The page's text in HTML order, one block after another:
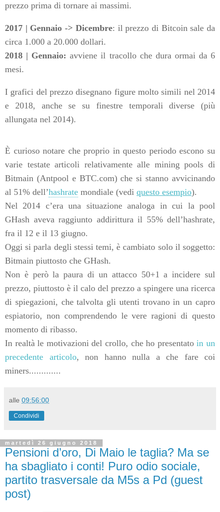
prezzo prima di tornare ai massimi.
2017 | Gennaio -> Dicembre: il prezzo di Bitcoin sale da
circa 1.000 a 20.000 dollari.
2018 | Gennaio: avviene il tracollo che dura ormai da 6
mesi.
I grafici del prezzo disegnano figure molto simili nel 2014
e 2018, anche se su finestre temporali diverse (più
allungata nel 2014).
È curioso notare che proprio in questo periodo escono su
varie testate articoli relativamente alle mining pools di
Bitmain (Antpool e BTC.com) che si stanno avvicinando
al 51% dell’hashrate mondiale (vedi questo esempio).
Nel 2014 c’era una situazione analoga in cui la pool
GHash aveva raggiunto addirittura il 55% dell’hashrate,
fra il 12 e il 13 giugno.
Oggi si parla degli stessi temi, è cambiato solo il soggetto:
Bitmain piuttosto che GHash.
Non è però la paura di un attacco 50+1 a incidere sul
prezzo, piuttosto è il calo del prezzo a spingere una ricerca
di spiegazioni, che talvolta gli utenti trovano in un capro
espiatorio, non comprendendo le vere ragioni di questo
momento di ribasso.
In realtà le motivazioni del crollo, che ho presentatoin un
precedente articolo, non hanno nulla a che fare coi
miners.............
alle 09:56:00
Condividi
martedì 26 giugno 2018
Pensioni d’oro, Di Maio le taglia? Ma se
ha sbagliato i conti! Puro odio sociale,
partito trasversale da M5s a Pd (guest
post)